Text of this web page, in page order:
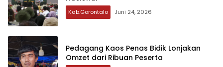
Kab.Gorontalo Juni 24, 2026
Pedagang Kaos Penas Bidik Lonjakan
Omzet dari Ribuan Peserta